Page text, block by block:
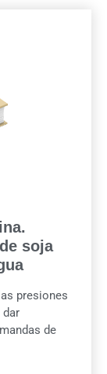
soja
presiones
dar
de